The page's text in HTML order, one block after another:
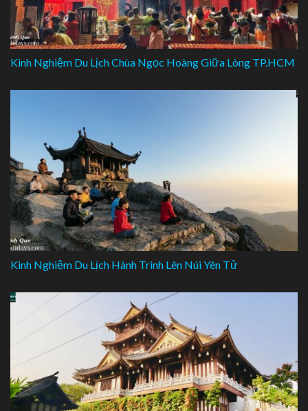
Kinh Nghiệm Du Lịch Chùa Ngọc Hoàng Giữa Lòng TP.HCM
Kinh Nghiệm Du Lịch Hành Trình Lên Núi Yên Tử